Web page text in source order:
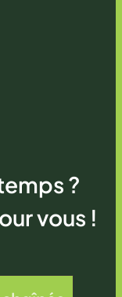
?
vous !